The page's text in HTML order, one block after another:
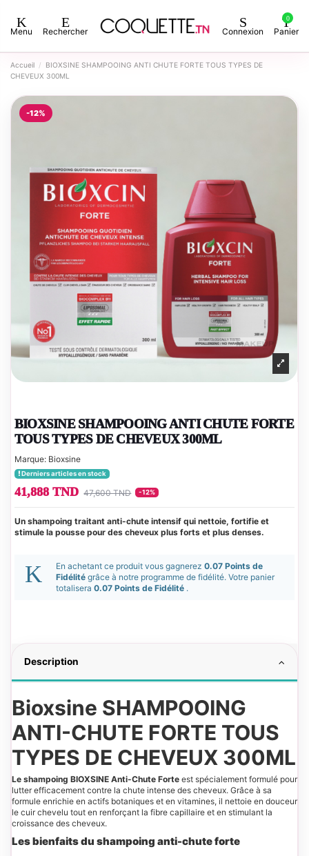
Menu Rechercher Connexion
0
Panier
Accueil
BIOXSINE SHAMPOOING ANTI CHUTE FORTE TOUS TYPES DE
CHEVEUX 300ML
-12%
BIOXSINE SHAMPOOING ANTI CHUTE FORTE
TOUS TYPES DE CHEVEUX 300ML
Marque: Bioxsine
Derniers articles en stock
41,888 TND 47,600 TND -12%
Un shampoing traitant anti-chute intensif qui nettoie, fortifie et
stimule la pousse pour des cheveux plus forts et plus denses.
En achetant ce produit vous gagnerez 0.07 Points de
Fidélité grâce à notre programme de fidélité. Votre panier
totalisera 0.07 Points de Fidélité .
Description
Bioxsine SHAMPOOING
ANTI-CHUTE FORTE TOUS
TYPES DE CHEVEUX 300ML
Le shampoing BIOXSINE Anti-Chute Forte est spécialement formulé pour
lutter efficacement contre la chute intense des cheveux. Grâce à sa
formule enrichie en actifs botaniques et en vitamines, il nettoie en douceur
le cuir chevelu tout en renforçant la fibre capillaire et en stimulant la
croissance des cheveux.
Les bienfaits du shampoing anti-chute forte